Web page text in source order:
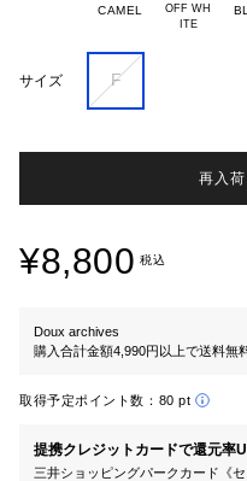
CAMEL
OFF WH
ITE
サイズ F
再入
¥8,800 税込
Doux archives
購入合計金額4,990円以上で送料無
取得予定ポイント数： 80 pt
提携クレジットカードで還元率
三井ショッピングパークカード《